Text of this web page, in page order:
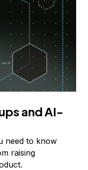
and AI-
need to know
raising